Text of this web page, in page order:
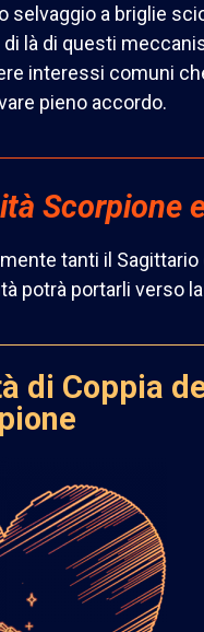
selvaggio a briglie
di là di questi
interessi comuni
pieno accordo.
Scorpione
tanti il
potrà portarli verso
di Coppia